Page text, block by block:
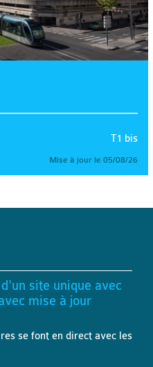
T1 bis
Mise à jour le 05/08/26
site unique avec
mise à jour
se font en direct avec les